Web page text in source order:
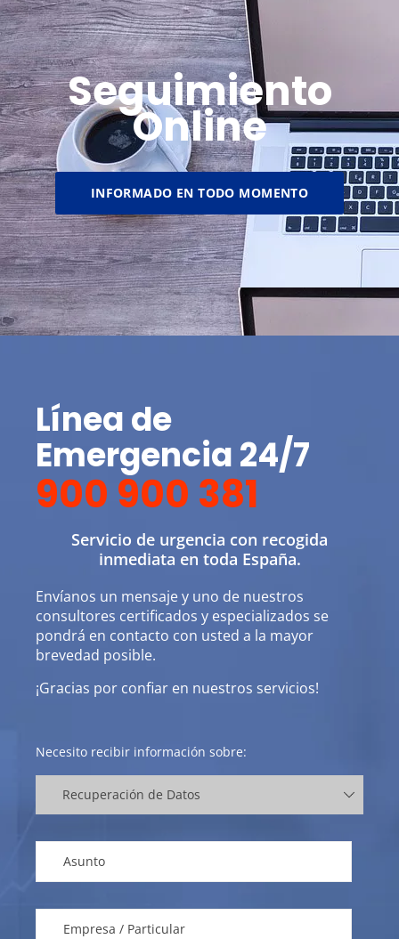
Seguimiento
Online
INFORMADO EN TODO MOMENTO
Línea de
Emergencia 24/7
900 900 381
Servicio de urgencia con recogida
inmediata en toda España.
Envíanos un mensaje y uno de nuestros
consultores certificados y especializados se
pondrá en contacto con usted a la mayor
brevedad posible.
¡Gracias por confiar en nuestros servicios!
Necesito recibir información sobre: